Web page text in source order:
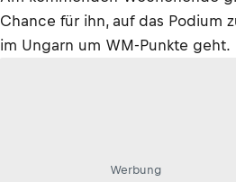
Chance für ihn, auf das Podium
im Ungarn um WM-Punkte geht.
Werbung